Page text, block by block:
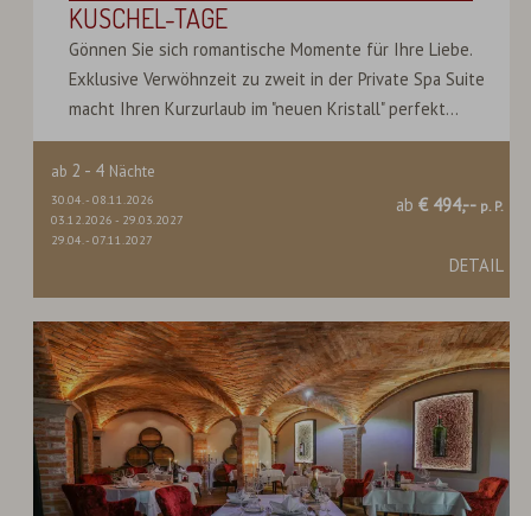
KUSCHEL-TAGE
Gönnen Sie sich romantische Momente für Ihre Liebe.
Exklusive Verwöhnzeit zu zweit in der Private Spa Suite
macht Ihren Kurzurlaub im "neuen Kristall" perfekt...
ab 2 - 4 Nächte
30.04.-08.11.2026
03.12.2026 - 29.03.2027
29.04.-07.11.2027
ab € 494,-- p. P.
DETAIL